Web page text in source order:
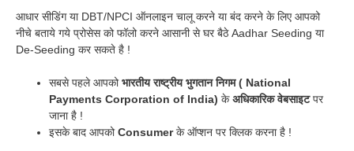
आधार सीडिंग या DBT/NPCI ऑनलाइन चालू करने या बंद करने के लिए आपको
नीचे बताये गये प्रोसेस को फॉलो करने आसानी से घर बैठे Aadhar Seeding या
De-Seeding कर सकते है !
सबसे पहले आपकोभारतीय राष्ट्रीय भुगतान निगम ( National
Payments Corporation of India) केअधिकारिक वेबसाइटपर
जाना है !
इसके बाद आपकोConsumerके ऑप्शन पर क्लिक करना है !